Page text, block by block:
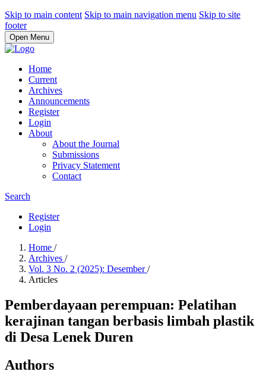
Skip to main content Skip to main navigation menu Skip to site
footer
Open Menu
Home
Current
Archives
Announcements
Register
Login
About
About the Journal
Submissions
Privacy Statement
Contact
Search
Register
Login
Home /
Archives /
Vol. 3 No. 2 (2025): Desember/
Articles
Pemberdayaan perempuan: Pelatihan
kerajinan tangan berbasis limbah plastik
di Desa Lenek Duren
Authors